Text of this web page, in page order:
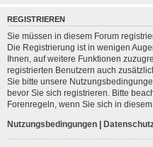
REGISTRIEREN
Sie müssen in diesem Forum
Die Registrierung ist in wenigen
Ihnen, auf weitere Funktionen
registrierten Benutzern auch
Sie bitte unsere
bevor Sie sich registrieren. Bitte
Forenregeln, wenn Sie sich in
Nutzungsbedingungen |